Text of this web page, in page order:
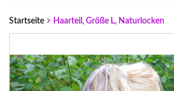
Startseite Haarteil, Größe L, Naturlocken